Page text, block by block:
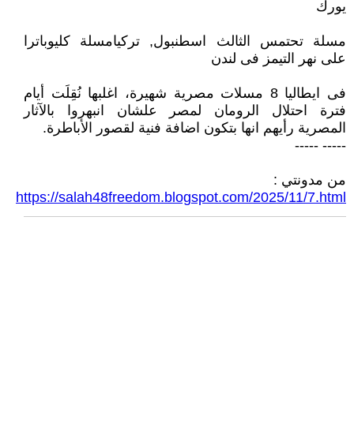
يورك
مسلة تحتمس الثالث اسطنبول, تركيامسلة كليوباترا
على نهر التيمز فى لندن
فى ايطاليا 8 مسلات مصرية شهيرة، اغلبها نُقِلَت أيام
فترة احتلال الرومان لمصر علشان انبهروا بالآثار
المصرية رأيهم انها بتكون اضافة فنية لقصور الأباطرة.
----- -----
من مدونتي :
https://salah48freedom.blogspot.com/2025/11/7.html